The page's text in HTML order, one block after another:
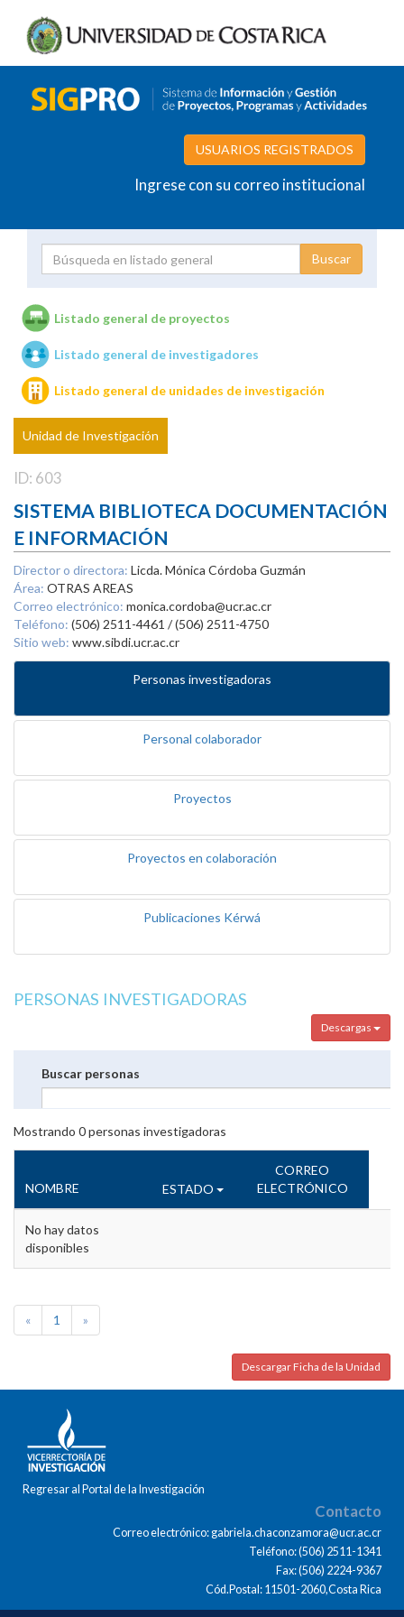
USUARIOS REGISTRADOS
Ingrese con su correo institucional
Unidades de investigación
Listado general de proyectos
Listado general de investigadores
Listado general de unidades de investigación
Unidad de Investigación
ID: 603
SISTEMA BIBLIOTECA DOCUMENTACIÓN
E INFORMACIÓN
Director o directora: Licda. Mónica Córdoba Guzmán
Área: OTRAS AREAS
Correo electrónico: monica.cordoba@ucr.ac.cr
Teléfono: (506) 2511-4461 / (506) 2511-4750
Sitio web: www.sibdi.ucr.ac.cr
Personas investigadoras
Personal colaborador
Proyectos
Proyectos en colaboración
Publicaciones Kérwá
PERSONAS INVESTIGADORAS
Descargas
Buscar personas
Mostrando 0personas investigadoras
NOMBRE ESTADO
CORREO
ELECTRÓNICO
No hay datos
disponibles
« 1 »
Descargar Ficha de la Unidad
Regresar al Portal de la Investigación
Contacto
Correo electrónico: gabriela.chaconzamora@ucr.ac.cr
Teléfono: (506) 2511-1341
Fax: (506) 2224-9367
Cód.Postal: 11501-2060,Costa Rica